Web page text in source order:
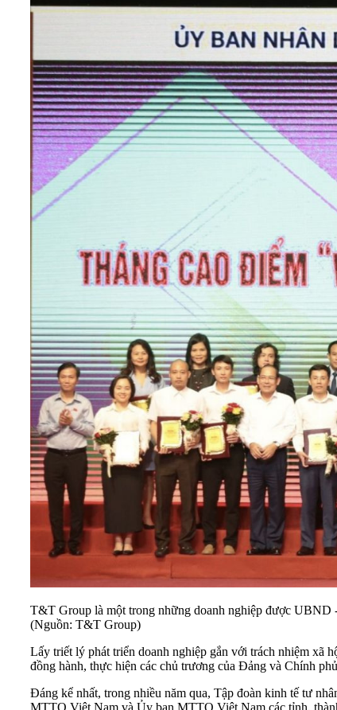
T&T Group là một trong những doanh nghiệp được UBND
(Nguồn: T&T Group)
Lấy triết lý phát triển doanh nghiệp gắn với trách nhiệm xã
đồng hành, thực hiện các chủ trương của Đảng và Chính
Đáng kể nhất, trong nhiều năm qua, Tập đoàn kinh tế tư
MTTQ Việt Nam và Ủy ban MTTQ Việt Nam các tỉnh,